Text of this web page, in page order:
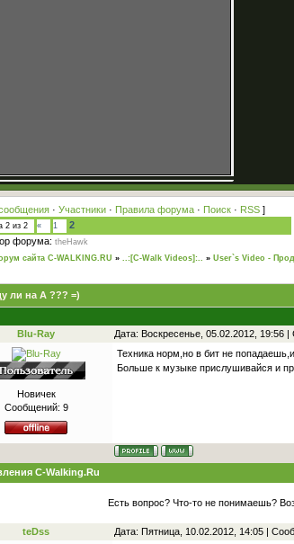
· Участники· Правила форума· Поиск· RSS]
2из 2 « 1 2
форума: theHawk
сайта C-WALKING.RU » ..:[C-Walk Videos]:.. » User`s Video -
ли на А ??? =)
Blu-Ray Дата: Воскресенье, 05.02.2012, 19:56
Новичек
Сообщений: 9
Техника норм,но в бит не
Больше к музыке прислушивайся и
C-Walking.Ru
Есть вопрос? Что-то не понимаешь?
teDss Дата: Пятница, 10.02.2012, 14:05 |